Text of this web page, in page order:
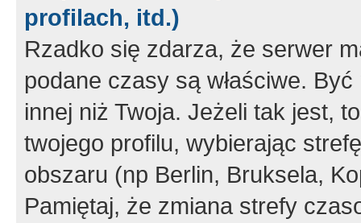
profilach, itd.)
Rzadko się zdarza, że serwer
podane czasy są właściwe.
innej niż Twoja. Jeżeli tak jest,
twojego profilu, wybierając
obszaru (np Berlin, Bruksela,
Pamiętaj, że zmiana strefy